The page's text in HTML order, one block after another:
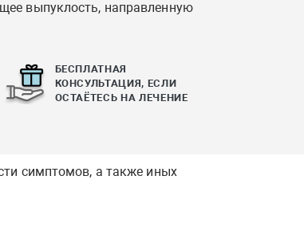
выпуклость, направленную
БЕСПЛАТНАЯ
КОНСУЛЬТАЦИЯ, ЕСЛИ
ОСТАЁТЕСЬ НА ЛЕЧЕНИЕ
симптомов, а также иных